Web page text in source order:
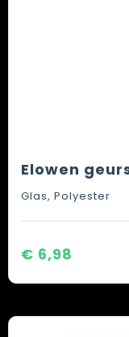
Elowen
Glas, Polyester
€ 6,98